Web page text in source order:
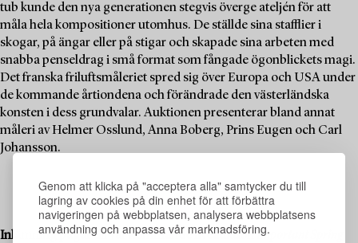
Genom att klicka på "acceptera alla" samtycker du till
lagring av cookies på din enhet för att förbättra
navigeringen på webbplatsen, analysera webbplatsens
användning och anpassa vår marknadsföring.
tub kunde den nya generationen stegvis överge ateljén för att
måla hela kompositioner utomhus. De ställde sina stafflier i
skogar, på ängar eller på stigar och skapade sina arbeten med
snabba penseldrag i små format som fångade ögonblickets magi.
Det franska friluftsmåleriet spred sig över Europa och USA under
de kommande årtiondena och förändrade den västerländska
konsten i dess grundvalar. Auktionen presenterar bland annat
måleri av Helmer Osslund, Anna Boberg, Prins Eugen och Carl
Johansson.
Inlämning pågår till vår kommande liveauktionImportant Spring